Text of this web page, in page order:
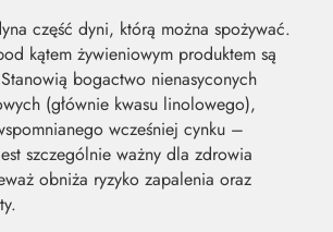
część dyni, którą można spożywać.
kątem żywieniowym produktem są
bogactwo nienasyconych
(głównie kwasu linolowego),
wcześniej cynku –
szczególnie ważny dla zdrowia
obniża ryzyko zapalenia oraz